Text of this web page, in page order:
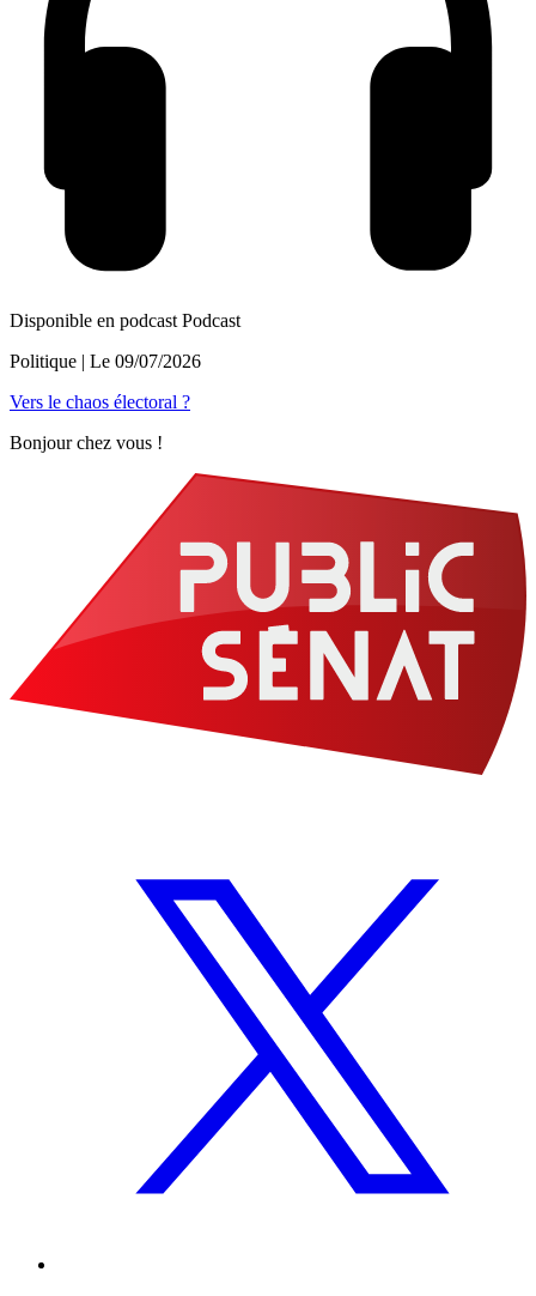
Disponible en podcast Podcast
Politique | Le 09/07/2026
Vers le chaos électoral ?
Bonjour chez vous !